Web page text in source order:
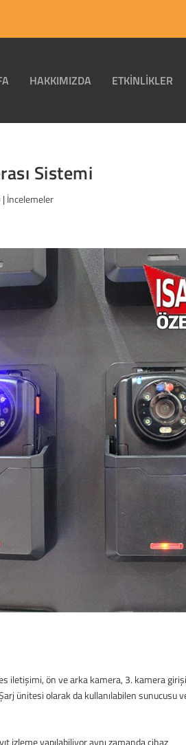
HAKKIMIZDA ETKINLIKLER
Sistemi
|İncelemeler
iletişimi, ön ve arka kamera, 3. kamera
ünitesi olarak da kullanılabilen sunucusu
izleme yapılabiliyor aynı zamanda cihaz